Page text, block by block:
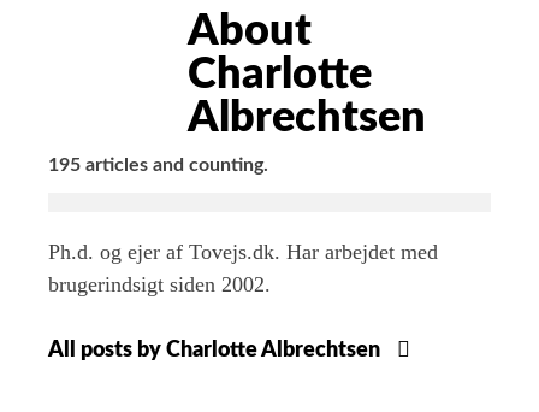
AUTHOR
BIO
About
Charlotte
Albrechtsen
195 articles and counting.
Ph.d. og ejer af Tovejs.dk. Har arbejdet med
brugerindsigt siden 2002.
All posts by Charlotte Albrechtsen